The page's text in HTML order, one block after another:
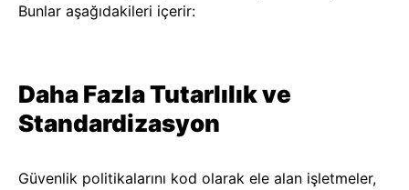
Bunlar aşağıdakileri içerir:
Daha Fazla Tutarlılık ve
Standardizasyon
Güvenlik politikalarını kod olarak ele alan işletmeler,